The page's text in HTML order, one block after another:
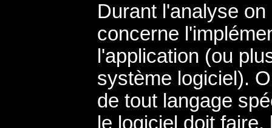
Durant l'analyse
concerne
l'application (ou
système logiciel).
de tout langage
le logiciel doit